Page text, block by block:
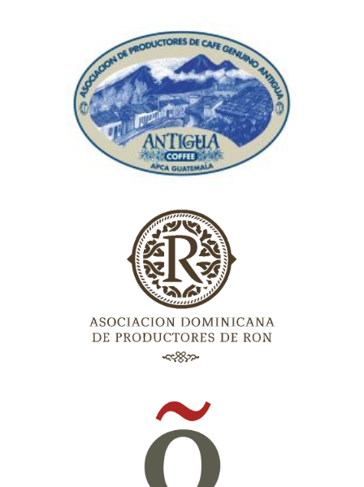
Asociación de productores de café
genuino Antigua (APCA)
Asociación Dominicana de productores
de Ron (ADOPRON)
Asociación española de denominaciones
de origen (ORIGEN España)